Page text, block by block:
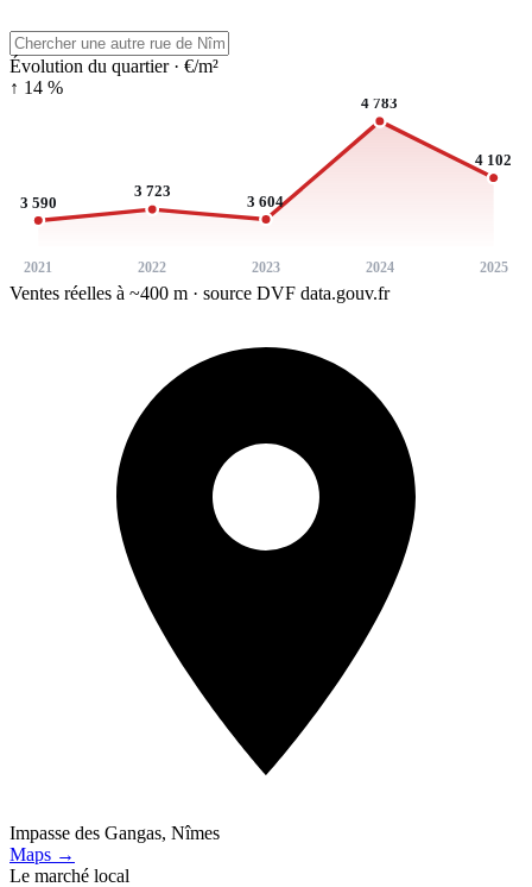
Évolution du quartier · €/m²
↑ 14 %
3 590
2021
3 723
2022
3 604
2023
4 783
2024
4 102
2025
Ventes réelles à ~400 m · source DVF data.gouv.fr
Impasse des Gangas, Nîmes
Maps →
Le marché local